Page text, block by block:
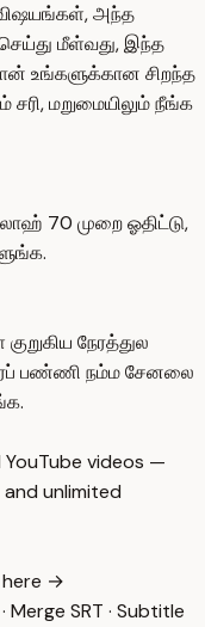
அந்த
மீள்வது, இந்த
உங்களுக்கான சிறந்த
மறுமையிலும் நீங்க
70 முறை ஓதிட்டு,
நேரத்துல
பண்ணி நம்ம சேனலை
videos —
unlimited
here →
· Merge SRT · Subtitle